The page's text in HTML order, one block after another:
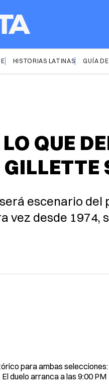
HISTORIAS LATINAS GUÍA
QUE
escenario
desde 1974,
para ambas selecciones:
duelo arranca a las 9:00 PM